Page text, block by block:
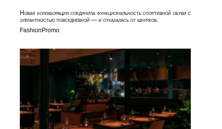
Новая коллаборация соединила функциональность спортивной обуви с
элегантностью повседневной — и отказалась от шнурков.
FashionPromo